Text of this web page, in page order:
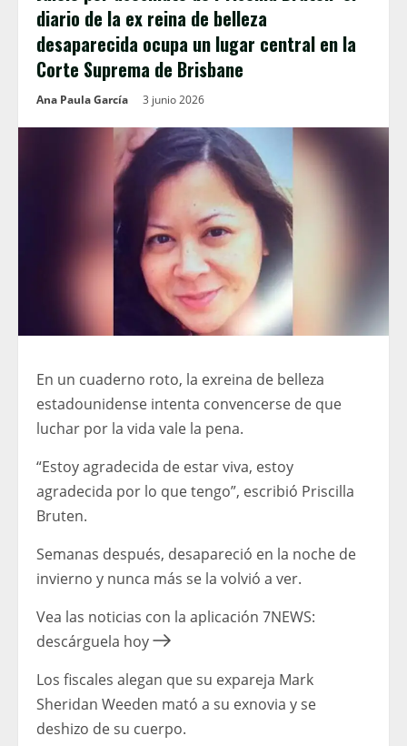
diario de la ex reina de belleza
desaparecida ocupa un lugar central en la
Corte Suprema de Brisbane
Ana Paula García 3 junio 2026
En un cuaderno roto, la exreina de belleza
estadounidense intenta convencerse de que
luchar por la vida vale la pena.
“Estoy agradecida de estar viva, estoy
agradecida por lo que tengo”, escribió Priscilla
Bruten.
Semanas después, desapareció en la noche de
invierno y nunca más se la volvió a ver.
Vea las noticias con la aplicación 7NEWS:
descárguela hoy
Los fiscales alegan que su expareja Mark
Sheridan Weeden mató a su exnovia y se
deshizo de su cuerpo.